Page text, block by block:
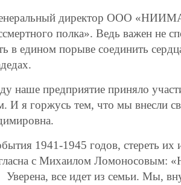
директор ООО
полка». Ведь важен не
в едином порыве соединить
наше предприятие приняло
И я горжусь тем, что мы внесли
1941-1945 годов, стереть
с Михаилом Ломоносовым:
все идет из семьи. Мы,